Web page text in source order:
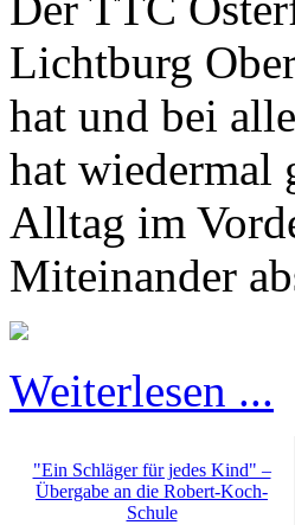
Lichtburg
hat und bei
hat wiedermal
Alltag im
Miteinander
Weiterlesen ...
"Ein Schläger für jedes Kind" –
Übergabe an die Robert-Koch-
Schule